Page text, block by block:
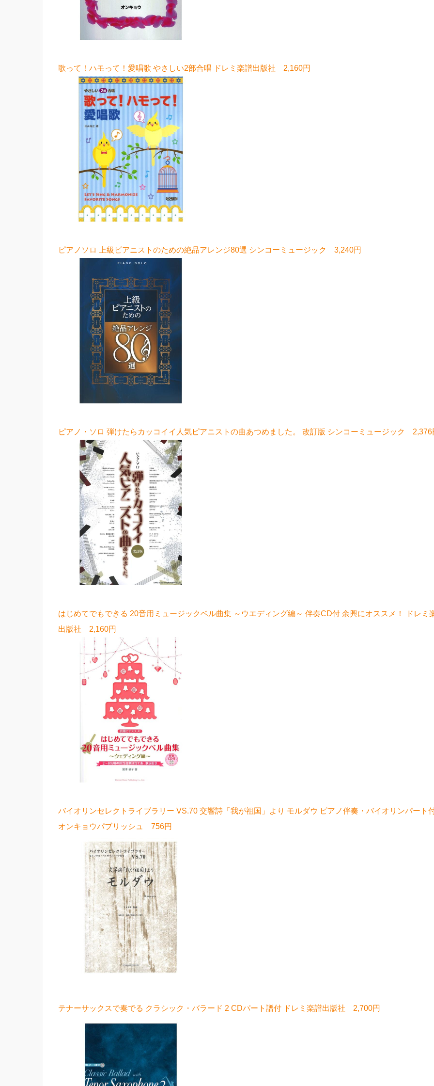
歌って！ハモって！愛唱歌 やさしい2部合唱 ドレミ楽譜出版社 2,160円
ピアノソロ 上級ピアニストのための絶品アレンジ80選 シンコーミュージック 3,240円
ピアノ・ソロ 弾けたらカッコイイ人気ピアニストの曲あつめました。 改訂版 シンコーミュージック 2,376
はじめてでもできる 20音用ミュージックベル曲集 ～ウエディング編～ 伴奏CD付 余興にオススメ！ ドレミ
出版社 2,160円
バイオリンセレクトライブラリー VS.70 交響詩「我が祖国」より モルダウ ピアノ伴奏・バイオリンパート
オンキョウパブリッシュ 756円
テナーサックスで奏でる クラシック・バラード 2 CDパート譜付 ドレミ楽譜出版社 2,700円